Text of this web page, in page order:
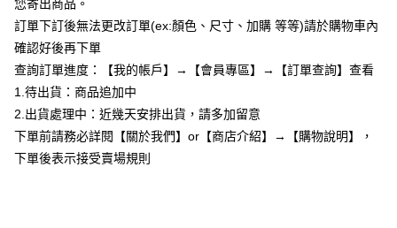
【關於「AFTEE先享後付」】
AFTEE先享後付是「在收到商品之後才付款」的支付方式。 讓您購物簡單
便利好安心！
１．簡單：不需註冊會員、不需綁卡、不需儲值。
２．便利：只要手機號碼，簡訊認證，即可結帳。
３．安心：先確認商品／服務後，再付款。
１．於結帳方式選擇「AFTEE先享後付」後，將跳轉至「AFTEE先享後付」
結帳頁面，進行簡訊認證並確認金額後，即可完成結帳。
ATM付款
運送方式
全家付款取貨
每筆NT$85，滿NT$799(含以上)免運費
付款後全家取貨
您寄出商品。
訂單下訂後無法更改訂單(ex:顏色、尺寸、加購 等等)請於購物車內
確認好後再下單
查詢訂單進度：【我的帳戶】→【會員專區】→【訂單查詢】查看
1.待出貨：商品追加中
2.出貨處理中：近幾天安排出貨，請多加留意
下單前請務必詳閱【關於我們】or【商店介紹】→【購物說明】，
下單後表示接受賣場規則